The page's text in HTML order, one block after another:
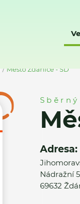
Město Ždánice - SD
Adresa:
Nádražní
69632